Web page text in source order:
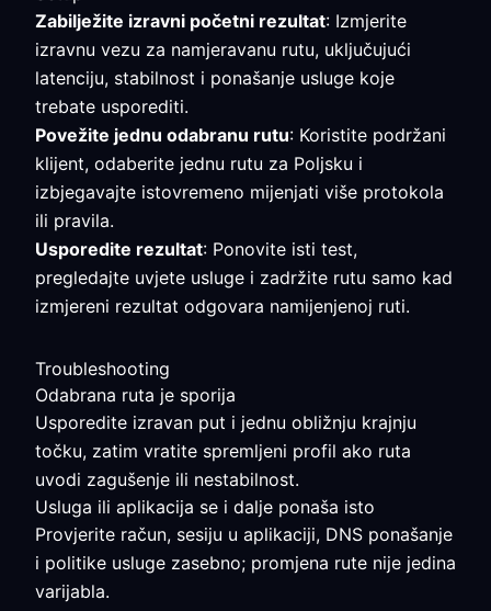
Zabilježite izravni početni rezultat: Izmjerite
izravnu vezu za namjeravanu rutu, uključujući
latenciju, stabilnost i ponašanje usluge koje
trebate usporediti.
Povežite jednu odabranu rutu: Koristite podržani
klijent, odaberite jednu rutu za Poljsku i
izbjegavajte istovremeno mijenjati više protokola
ili pravila.
Usporedite rezultat: Ponovite isti test,
pregledajte uvjete usluge i zadržite rutu samo kad
izmjereni rezultat odgovara namijenjenoj ruti.
Troubleshooting
Odabrana ruta je sporija
Usporedite izravan put i jednu obližnju krajnju
točku, zatim vratite spremljeni profil ako ruta
uvodi zagušenje ili nestabilnost.
Usluga ili aplikacija se i dalje ponaša isto
Provjerite račun, sesiju u aplikaciji, DNS ponašanje
i politike usluge zasebno; promjena rute nije jedina
varijabla.